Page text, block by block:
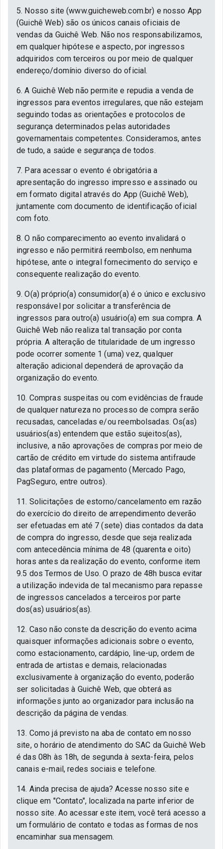
5. Nosso site (www.guicheweb.com.br) e nosso App
(Guichê Web) são os únicos canais oficiais de
vendas da Guichê Web. Não nos responsabilizamos,
em qualquer hipótese e aspecto, por ingressos
adquiridos com terceiros ou por meio de qualquer
endereço/domínio diverso do oficial.
6. A Guichê Web não permite e repudia a venda de
ingressos para eventos irregulares, que não estejam
seguindo todas as orientações e protocolos de
segurança determinados pelas autoridades
governamentais competentes. Consideramos, antes
de tudo, a saúde e segurança de todos.
7. Para acessar o evento é obrigatória a
apresentação do ingresso impresso e assinado ou
em formato digital através do App (Guichê Web),
juntamente com documento de identificação oficial
com foto.
8. O não comparecimento ao evento invalidará o
ingresso e não permitirá reembolso, em nenhuma
hipótese, ante o integral fornecimento do serviço e
consequente realização do evento.
9. O(a) próprio(a) consumidor(a) é o único e exclusivo
responsável por solicitar a transferência de
ingressos para outro(a) usuário(a) em sua compra. A
Guichê Web não realiza tal transação por conta
própria. A alteração de titularidade de um ingresso
pode ocorrer somente 1 (uma) vez, qualquer
alteração adicional dependerá de aprovação da
organização do evento.
10. Compras suspeitas ou com evidências de fraude
de qualquer natureza no processo de compra serão
recusadas, canceladas e/ou reembolsadas. Os(as)
usuários(as) entendem que estão sujeitos(as),
inclusive, a não aprovações de compras por meio de
cartão de crédito em virtude do sistema antifraude
das plataformas de pagamento (Mercado Pago,
PagSeguro, entre outros).
11. Solicitações de estorno/cancelamento em razão
do exercício do direito de arrependimento deverão
ser efetuadas em até 7 (sete) dias contados da data
de compra do ingresso, desde que seja realizada
com antecedência mínima de 48 (quarenta e oito)
horas antes da realização do evento, conforme item
9.5 dos Termos de Uso. O prazo de 48h busca evitar
a utilização indevida de tal mecanismo para repasse
de ingressos cancelados a terceiros por parte
dos(as) usuários(as).
12. Caso não conste da descrição do evento acima
quaisquer informações adicionais sobre o evento,
como estacionamento, cardápio, line-up, ordem de
entrada de artistas e demais, relacionadas
exclusivamente à organização do evento, poderão
ser solicitadas à Guichê Web, que obterá as
informações junto ao organizador para inclusão na
descrição da página de vendas.
13. Como já previsto na aba de contato em nosso
site, o horário de atendimento do SAC da Guichê Web
é das 08h às 18h, de segunda à sexta-feira, pelos
canais e-mail, redes sociais e telefone.
14. Ainda precisa de ajuda? Acesse nosso site e
clique em "Contato", localizada na parte inferior de
nosso site. Ao acessar este item, você terá acesso a
um formulário de contato e todas as formas de nos
encaminhar sua mensagem.